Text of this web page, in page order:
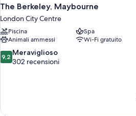
The Berkeley, Maybourne
London City Centre
Piscina
Spa
Animali ammessi
Wi-Fi gratuito
9.2
su
9,2 Meraviglioso
302 recensioni